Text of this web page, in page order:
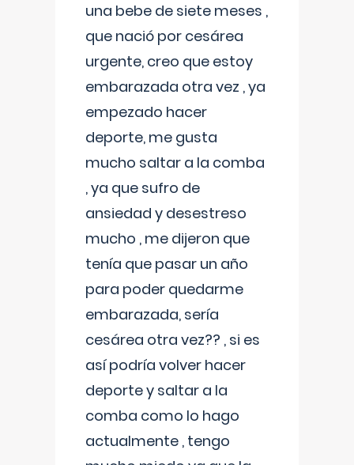
una bebe de siete meses ,
que nació por cesárea
urgente, creo que estoy
embarazada otra vez , ya
empezado hacer
deporte, me gusta
mucho saltar a la comba
, ya que sufro de
ansiedad y desestreso
mucho , me dijeron que
tenía que pasar un año
para poder quedarme
embarazada, sería
cesárea otra vez?? , si es
así podría volver hacer
deporte y saltar a la
comba como lo hago
actualmente , tengo